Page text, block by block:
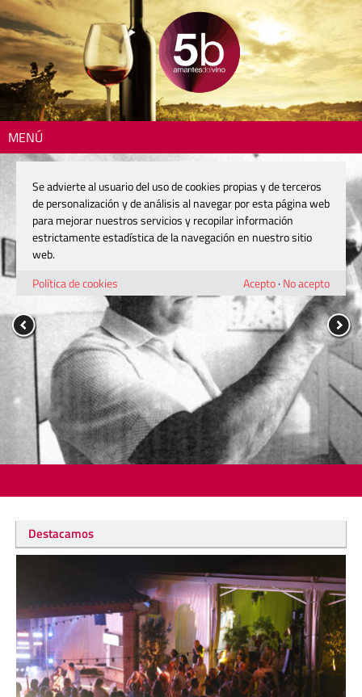
MENÚ
Destacamos
Se advierte al usuario del uso de cookies propias y de terceros
de personalización y de análisis al navegar por esta página web
para mejorar nuestros servicios y recopilar información
estrictamente estadística de la navegación en nuestro sitio
web.
Política de cookies
Acepto· No acepto